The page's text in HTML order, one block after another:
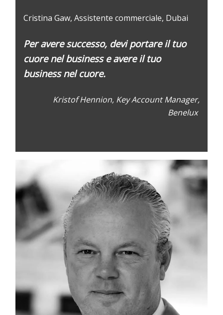
Cristina Gaw, Assistente commerciale, Dubai
Per avere successo, deviportareiltuo
cuorenel businesseavere il tuo
businessnel cuore.
Kristof Hennion, Key Account Manager,
Benelux